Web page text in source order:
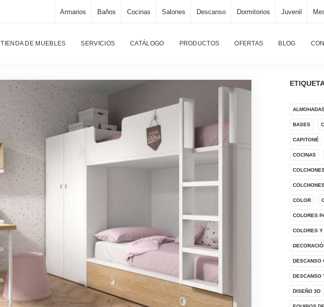
Armarios Baños Cocinas Salones Descanso Dormitorios Juvenil
TIENDA DE MUEBLES SERVICIOS CATÁLOGO PRODUCTOS OFERTAS BLOG
BASES
CAPITONÉ
COCINAS
COLOR
COLORES
COLORES
DESCANSO
DESCANSO
DISEÑO 3D